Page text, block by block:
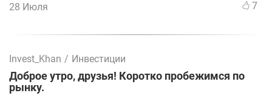
28 Июля 7
Invest_Khan / Инвестиции
Доброе утро, друзья! Коротко пробежимся по
рынку.